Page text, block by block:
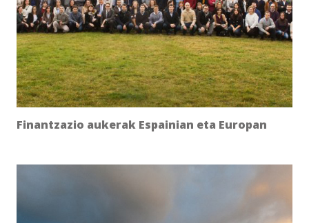
Finantzazio aukerak Espainian eta Europan